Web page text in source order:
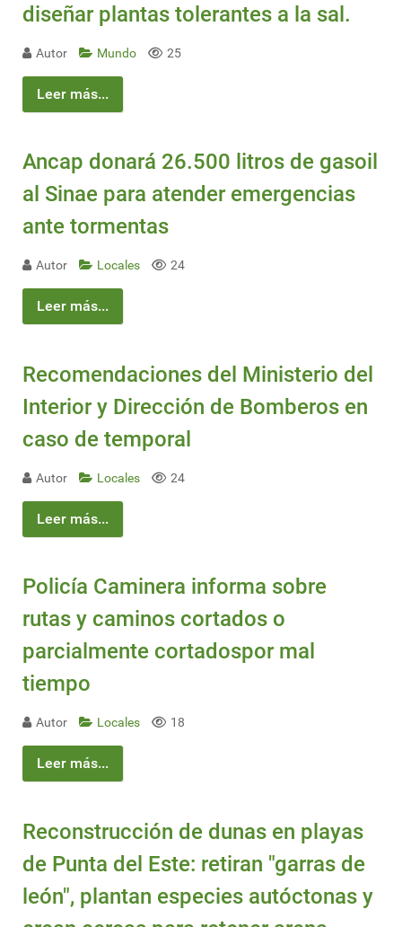
diseñar plantas tolerantes a la sal.
Autor Mundo 25
Leer más...
Ancap donará 26.500 litros de gasoil
al Sinae para atender emergencias
ante tormentas
Autor Locales 24
Leer más...
Recomendaciones del Ministerio del
Interior y Dirección de Bomberos en
caso de temporal
Autor Locales 24
Leer más...
Policía Caminera informa sobre
rutas y caminos cortados o
parcialmente cortadospor mal
tiempo
Autor Locales 18
Leer más...
Reconstrucción de dunas en playas
de Punta del Este: retiran "garras de
león", plantan especies autóctonas y